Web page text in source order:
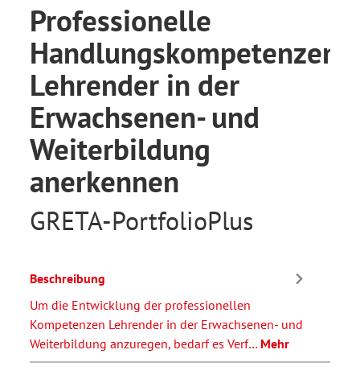
Professionelle
Handlungskompetenzen
Lehrender in der
Erwachsenen- und
Weiterbildung
anerkennen
GRETA-PortfolioPlus
Beschreibung
Um die Entwicklung der professionellen
Kompetenzen Lehrender in der Erwachsenen- und
Weiterbildung anzuregen, bedarf es Verf… Mehr